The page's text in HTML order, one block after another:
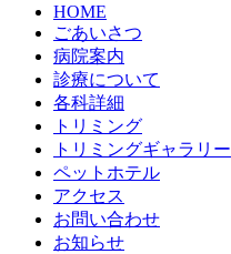
HOME
ごあいさつ
病院案内
診療について
各科詳細
トリミング
トリミングギャラリー
ペットホテル
アクセス
お問い合わせ
お知らせ